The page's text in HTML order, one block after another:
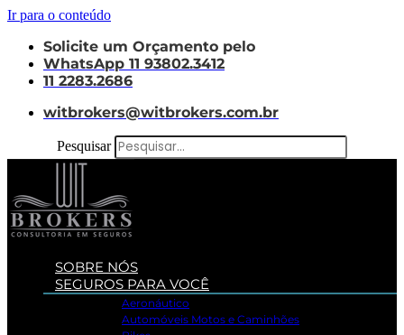
Ir para o conteúdo
Solicite um Orçamento pelo
WhatsApp 11 93802.3412
11 2283.2686
witbrokers@witbrokers.com.br
Pesquisar
SOBRE NÓS
SEGUROS PARA VOCÊ
Aeronáutico
Automóveis Motos e Caminhões